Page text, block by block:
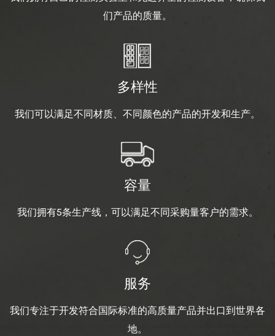
们产品的质量。
多样性
我们可以满足不同材质、不同颜色的产品的开发和生产。
容量
我们拥有5条生产线，可以满足不同采购量客户的需求。
服务
我们专注于开发符合国际标准的高质量产品并出口到世界各
地。